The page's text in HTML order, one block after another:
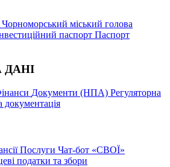
Чорноморський міський голова
паспорт Паспорт
Документи (НПА) Регуляторна
документація
Послуги Чат-бот «СВОЇ»
податки та збори